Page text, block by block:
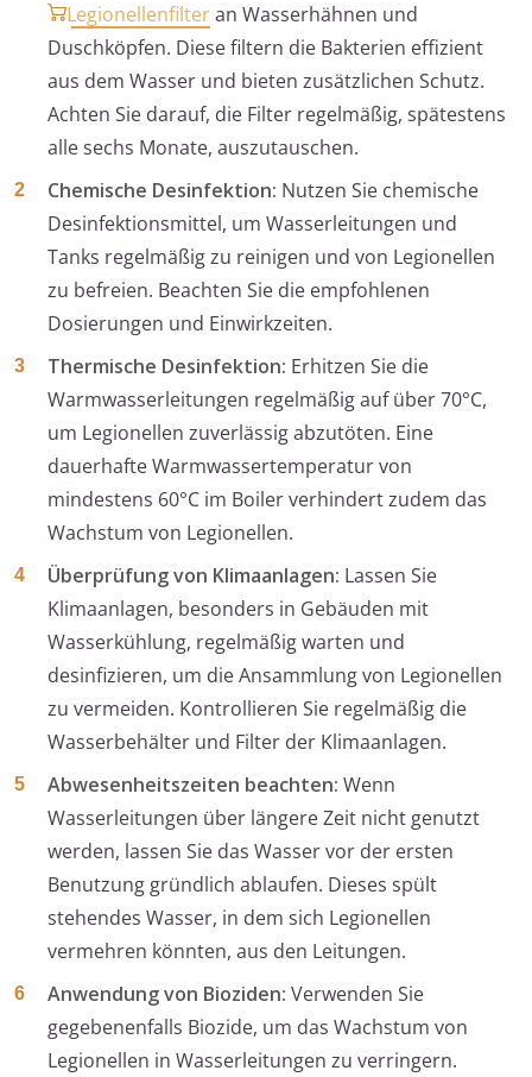
Legionellenfilteran Wasserhähnen und
Duschköpfen. Diese filtern die Bakterien effizient
aus dem Wasser und bieten zusätzlichen Schutz.
Achten Sie darauf, die Filter regelmäßig, spätestens
alle sechs Monate, auszutauschen.
Chemische Desinfektion: Nutzen Sie chemische
Desinfektionsmittel, um Wasserleitungen und
Tanks regelmäßig zu reinigen und von Legionellen
zu befreien. Beachten Sie die empfohlenen
Dosierungen und Einwirkzeiten.
Thermische Desinfektion: Erhitzen Sie die
Warmwasserleitungen regelmäßig auf über 70°C,
um Legionellen zuverlässig abzutöten. Eine
dauerhafte Warmwassertemperatur von
mindestens 60°C im Boiler verhindert zudem das
Wachstum von Legionellen.
Überprüfung von Klimaanlagen: Lassen Sie
Klimaanlagen, besonders in Gebäuden mit
Wasserkühlung, regelmäßig warten und
desinfizieren, um die Ansammlung von Legionellen
zu vermeiden. Kontrollieren Sie regelmäßig die
Wasserbehälter und Filter der Klimaanlagen.
Abwesenheitszeiten beachten: Wenn
Wasserleitungen über längere Zeit nicht genutzt
werden, lassen Sie das Wasser vor der ersten
Benutzung gründlich ablaufen. Dieses spült
stehendes Wasser, in dem sich Legionellen
vermehren könnten, aus den Leitungen.
Anwendung von Bioziden: Verwenden Sie
gegebenenfalls Biozide, um das Wachstum von
Legionellen in Wasserleitungen zu verringern.